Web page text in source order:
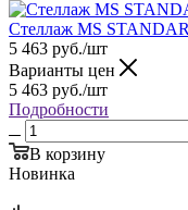
Стеллаж MS
5 463 руб./шт
Варианты цен
5 463 руб./шт
Подробности
В корзину
Новинка